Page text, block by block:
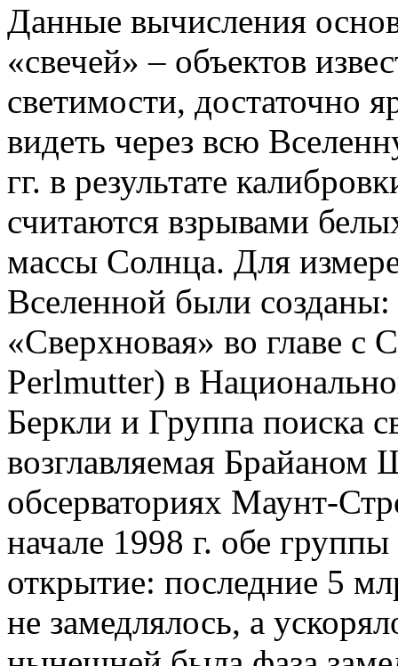
Данные вычисления
«свечей» – объектов
светимости,
видеть через всю
гг. в результате
считаются взрывами
массы Солнца. Для
Вселенной были
«Сверхновая» во главе
Perlmutter) в
Беркли и Группа поиска
возглавляемая
обсерваториях Маунт-
начале 1998 г. обе
открытие: последние 5
не замедлялось, а